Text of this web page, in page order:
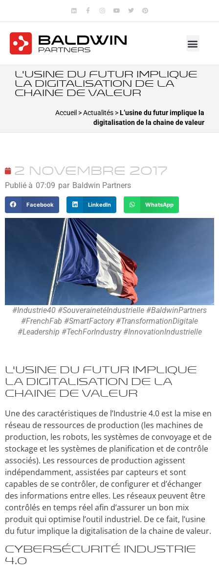
L’usine du futur implique
la digitalisation de la
chaine de valeur
Accueil >Actualités >L’usine du futur implique la
digitalisation de la chaine de valeur
2 novembre 2017
Publié à 07:09 par Baldwin Partners
Facebook LinkedIn WhatsApp
#Industrie40 #SouverainetéIndustrielle #BaldwinPartners
#FrenchFab #SmartFactory #TransformationDigitale
#Leadership #TechForIndustry #InnovationIndustrielle
L’Usine du futur implique
la digitalisation de la
chaine de valeur
Une des caractéristiques de l’Industrie 4.0 est la mise en
réseau de ressources de production (les machines de
production, les robots, les systèmes de convoyage et de
stockage et les systèmes de planification et de contrôle
associés). Les ressources de production agissent
indépendamment, assistées par capteurs et sont
capables de se contrôler, de configurer et d’échanger
des informations entre elles. Les réseaux peuvent être
contrôlés en temps réel afin d’assurer un bon mix
produit qui optimise l’outil industriel. De ce fait, l’usine
du futur implique la digitalisation de la chaine de valeur.
Cybersécurité Industrie
4.0